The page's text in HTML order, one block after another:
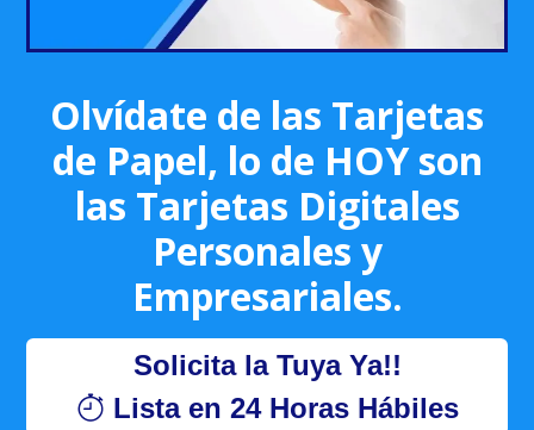
Olvídate de las Tarjetas
de Papel, lo de HOY son
las Tarjetas Digitales
Personales y
Empresariales.
Solicita la Tuya Ya!!
Lista en 24 Horas Hábiles